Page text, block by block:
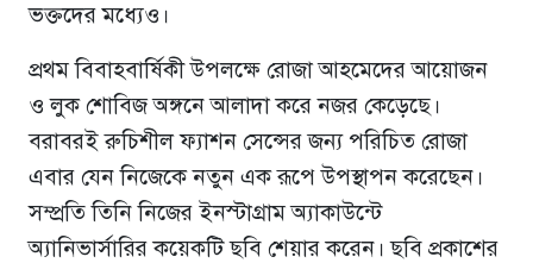
ভক্তদের মধ্যেও।
প্রথম বিবাহবার্ষিকী উপলক্ষে রোজা আহমেদের আয়োজন
ও লুক শোবিজ অঙ্গনে আলাদা করে নজর কেড়েছে।
বরাবরই রুচিশীল ফ্যাশন সেন্সের জন্য পরিচিত রোজা
এবার যেন নিজেকে নতুন এক রূপে উপস্থাপন করেছেন।
সম্প্রতি তিনি নিজের ইনস্টাগ্রাম অ্যাকাউন্টে
অ্যানিভার্সারির কয়েকটি ছবি শেয়ার করেন। ছবি প্রকাশের